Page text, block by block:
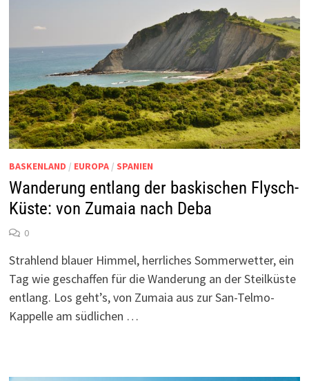
BASKENLAND / EUROPA/ SPANIEN
Wanderung entlang der baskischen Flysch-
Küste: von Zumaia nach Deba
0
Strahlend blauer Himmel, herrliches Sommerwetter, ein
Tag wie geschaffen für die Wanderung an der Steilküste
entlang. Los geht’s, von Zumaia aus zur San-Telmo-
Kappelle am südlichen …